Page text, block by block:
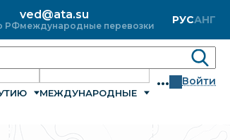
РФ
ved@ata.su
международные перевозки РУСАНГ
МЕЖДУНАРОДНЫЕ
... Войти